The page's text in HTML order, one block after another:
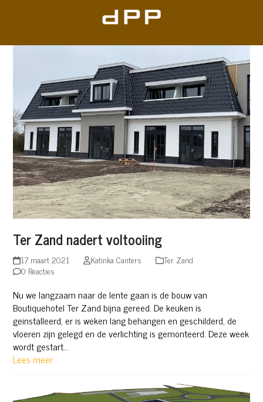
Ter Zand nadert voltooiing
17 maart 2021 Katinka Canters
Ter Zand
0 Reacties
Nu we langzaam naar de lente gaan is de bouw van
Boutiquehotel Ter Zand bijna gereed. De keuken is
geinstalleerd, er is weken lang behangen en geschilderd, de
vloeren zijn gelegd en de verlichting is gemonteerd. Deze week
wordt gestart…
Lees meer